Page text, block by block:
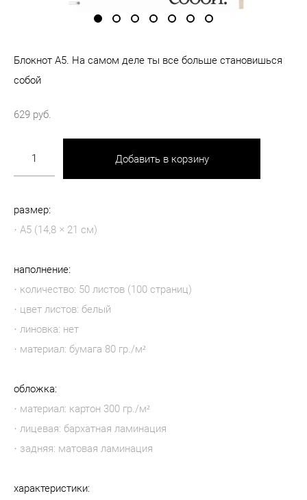
Блокнот А5. На самом деле ты все больше становишься
собой
629 pуб.
Добавить в корзину
размер:
​· А5 (14,8 × 21 см)
наполнение:
· количество: 50 листов (100 страниц)
· цвет листов: белый
· линовка: нет
· материал: бумага 80 гр./м²
обложка:
· материал: картон 300 гр./м²
· лицевая: бархатная ламинация
· задняя: матовая ламинация
характеристики: